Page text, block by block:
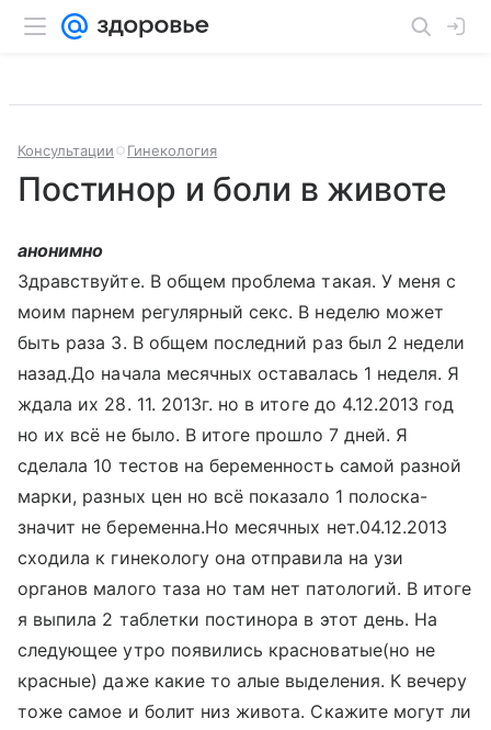
Консультации Гинекология
Постинор и боли в животе
анонимно
Здравствуйте. В общем проблема такая. У меня с
моим парнем регулярный секс. В неделю может
быть раза 3. В общем последний раз был 2 недели
назад.До начала месячных оставалась 1 неделя. Я
ждала их 28. 11. 2013г. но в итоге до 4.12.2013 год
но их всё не было. В итоге прошло 7 дней. Я
сделала 10 тестов на беременность самой разной
марки, разных цен но всё показало 1 полоска-
значит не беременна.Но месячных нет.04.12.2013
сходила к гинекологу она отправила на узи
органов малого таза но там нет патологий. В итоге
я выпила 2 таблетки постинора в этот день. На
следующее утро появились красноватые(но не
красные) даже какие то алые выделения. К вечеру
тоже самое и болит низ живота. Скажите могут ли